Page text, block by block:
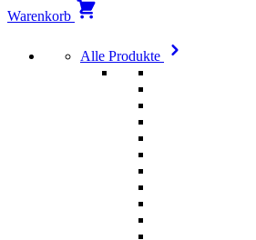
Warenkorb
Alle Produkte